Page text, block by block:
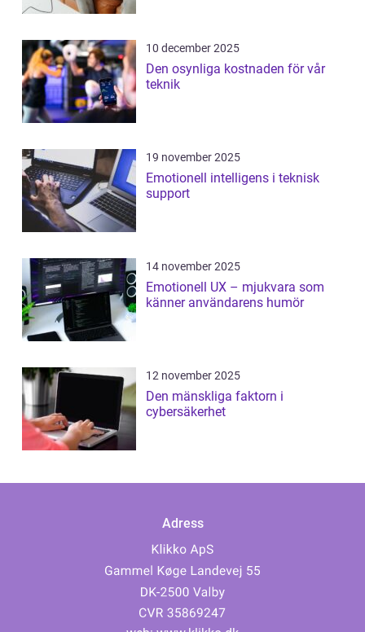
10 december 2025
Den osynliga kostnaden för vår
teknik
19 november 2025
Emotionell intelligens i teknisk
support
14 november 2025
Emotionell UX – mjukvara som
känner användarens humör
12 november 2025
Den mänskliga faktorn i
cybersäkerhet
Adress